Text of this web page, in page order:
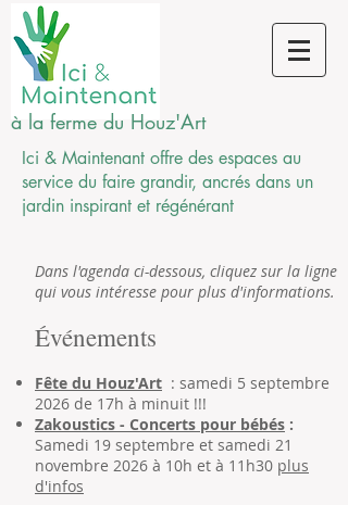
à la ferme du Houz'Art
Ici & Maintenant offre des espaces au
service du faire grandir, ancrés dans un
jardin inspirant et régénérant
Dans l'agenda ci-dessous, cliquez sur la ligne
qui vous intéresse pour plus d'informations.
Événements
Fête du Houz'Art : samedi 5 septembre
2026 de 17h à minuit !!!
Zakoustics - Concerts pour bébés :
Samedi 19 septembre et samedi 21
novembre 2026 à 10h et à 11h30 plus
d'infos